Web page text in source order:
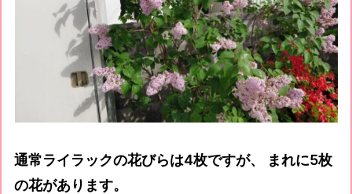
通常ライラックの花びらは4枚ですが、 まれに5枚
の花があります。